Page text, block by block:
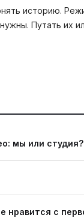
историю.
Путать их
мы или студия?
нравится с